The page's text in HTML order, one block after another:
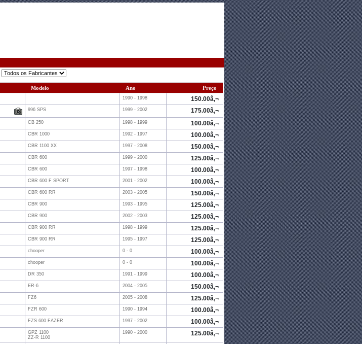
Modelo Ano Preço
1990 - 1998 150.00â‚¬
996 SPS 1999 - 2002 175.00â‚¬
CB 250 1998 - 1999 100.00â‚¬
CBR 1000 1992 - 1997 100.00â‚¬
CBR 1100 XX 1997 - 2008 150.00â‚¬
CBR 600 1999 - 2000 125.00â‚¬
CBR 600 1997 - 1998 100.00â‚¬
CBR 600 F SPORT 2001 - 2002 100.00â‚¬
CBR 600 RR 2003 - 2005 150.00â‚¬
CBR 900 1993 - 1995 125.00â‚¬
CBR 900 2002 - 2003 125.00â‚¬
CBR 900 RR 1998 - 1999 125.00â‚¬
CBR 900 RR 1995 - 1997 125.00â‚¬
chooper 0 - 0 100.00â‚¬
chooper 0 - 0 100.00â‚¬
DR 350 1991 - 1999 100.00â‚¬
ER-6 2004 - 2005 150.00â‚¬
FZ6 2005 - 2008 125.00â‚¬
FZR 600 1990 - 1994 100.00â‚¬
FZS 600 FAZER 1997 - 2002 100.00â‚¬
GPZ 1100
ZZ-R 1100
1990 - 2000 125.00â‚¬